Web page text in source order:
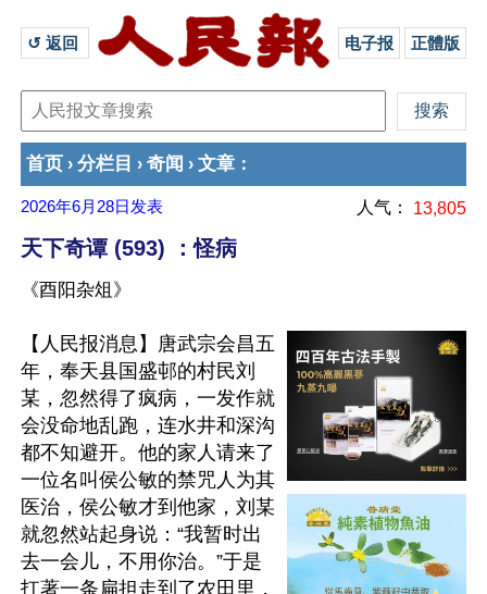
↺ 返回 电子报 正體版
首页 › 分栏目 › 奇闻 › 文章 ：
2026年6月28日 发表 人气： 13,805
天下奇谭 (593) ：怪病
《酉阳杂俎》
【人民报消息】唐武宗会昌五
年，奉天县国盛邨的村民刘
某，忽然得了疯病，一发作就
会没命地乱跑，连水井和深沟
都不知避开。他的家人请来了
一位名叫侯公敏的禁咒人为其
医治，侯公敏才到他家，刘某
就忽然站起身说：“我暂时出
去一会儿，不用你治。”于是
扛著一条扁担走到了农田里，